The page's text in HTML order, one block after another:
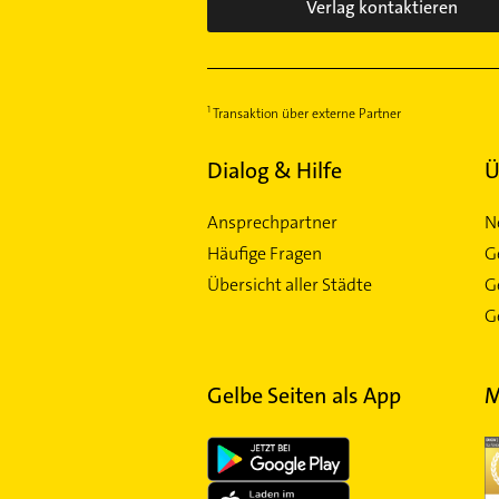
Verlag kontaktieren
Transaktion über externe Partner
Dialog & Hilfe
Ansprechpartner
Häufige Fragen
Übersicht aller Städte
Gelbe Seiten als App